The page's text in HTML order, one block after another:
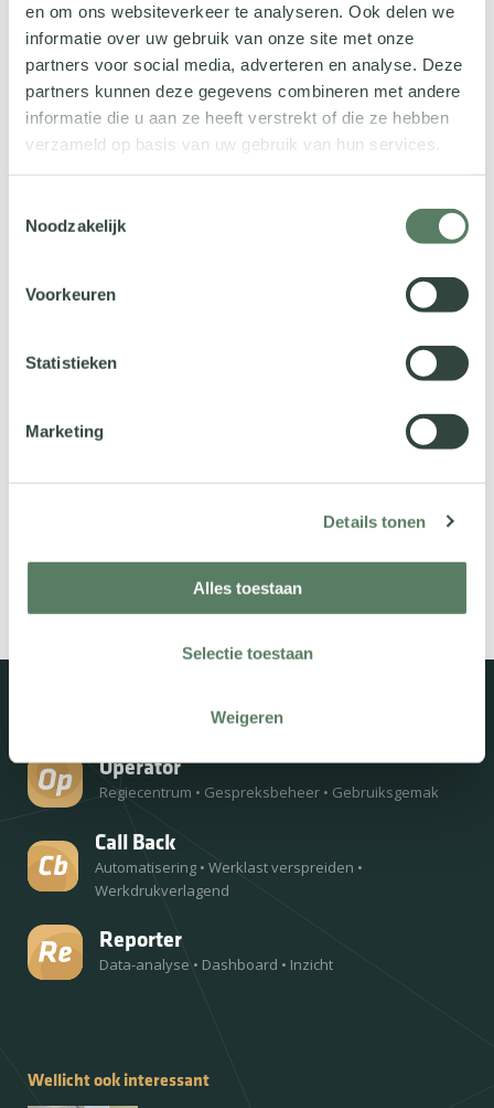
en om ons websiteverkeer te analyseren. Ook delen we
informatie over uw gebruik van onze site met onze
partners voor social media, adverteren en analyse. Deze
partners kunnen deze gegevens combineren met andere
informatie die u aan ze heeft verstrekt of die ze hebben
verzameld op basis van uw gebruik van hun services.
Noodzakelijk
Voorkeuren
Statistieken
Marketing
Details tonen
Alles toestaan
Selectie toestaan
Weigeren
Het zelfstandig beheren van gebruikers is de eerste stap in
een reeks van vernieuwingen. De komende periode zullen
we op het platform van Operator 3 stapsgewijs steeds
meer functionaliteiten uitrollen die allemaal hetzelfde doel
dienen: jou de volledige regie en controle geven over je
eigen bereikbaarheid en processen.
Houd ons platform de komende tijd dus goed in de gaten,
want we blijven continu doorontwikkelen om de techniek
Operator
Regiecentrum • Gespreksbeheer • Gebruiksgemak
Call Back
Automatisering • Werklast verspreiden •
Werkdrukverlagend
Reporter
Data-analyse • Dashboard • Inzicht
Wellicht ook interessant